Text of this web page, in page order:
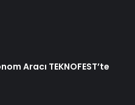
Aracı TEKNOFEST’te